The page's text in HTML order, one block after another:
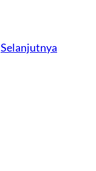
Selanjutnya